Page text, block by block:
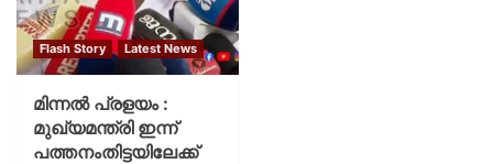
Flash Story Latest News
മിന്നല്‍ പ്രളയം :
മുഖ്യമന്ത്രി ഇന്ന്
പത്തനംതിട്ടയിലേക്ക്